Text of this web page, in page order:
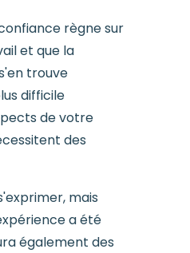
règne sur
et que la
trouve
difficile
de votre
des
mais
a été
également des